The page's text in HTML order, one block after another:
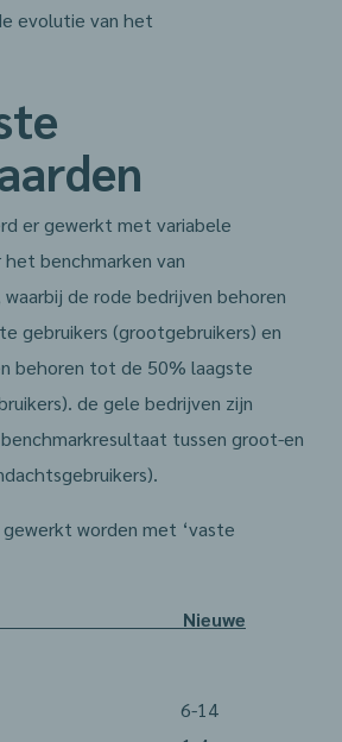
evolutie van het
er gewerkt met variabele
het benchmarken van
de rode bedrijven behoren
gebruikers (grootgebruikers) en
behoren tot de 50% laagste
de gele bedrijven zijn
tussen groot-en
worden met ‘vaste
Nieuwe
6-14